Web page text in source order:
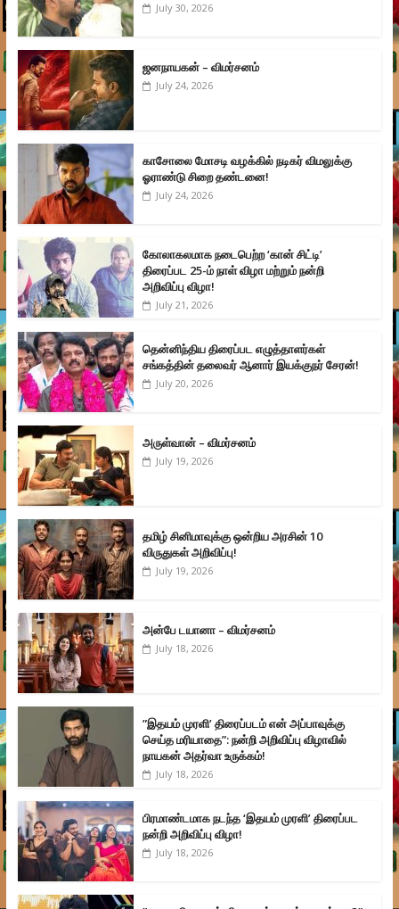
July 30, 2026
ஜனநாயகன் – விமர்சனம்
July 24, 2026
காசோலை மோசடி வழக்கில் நடிகர் விமலுக்கு
ஓராண்டு சிறை தண்டனை!
July 24, 2026
கோலாகலமாக நடைபெற்ற ‘கான் சிட்டி’
திரைப்பட 25-ம் நாள் விழா மற்றும் நன்றி
அறிவிப்பு விழா!
July 21, 2026
தென்னிந்திய திரைப்பட எழுத்தாளர்கள்
சங்கத்தின் தலைவர் ஆனார் இயக்குநர் சேரன்!
July 20, 2026
அருள்வான் – விமர்சனம்
July 19, 2026
தமிழ் சினிமாவுக்கு ஒன்றிய அரசின் 10
விருதுகள் அறிவிப்பு!
July 19, 2026
அன்பே டயானா – விமர்சனம்
July 18, 2026
”இதயம் முரளி’ திரைப்படம் என் அப்பாவுக்கு
செய்த மரியாதை”: நன்றி அறிவிப்பு விழாவில்
நாயகன் அதர்வா உருக்கம்!
July 18, 2026
பிரமாண்டமாக நடந்த ‘இதயம் முரளி’ திரைப்பட
நன்றி அறிவிப்பு விழா!
July 18, 2026